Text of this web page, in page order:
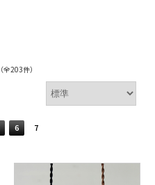
（全203件）
6 7